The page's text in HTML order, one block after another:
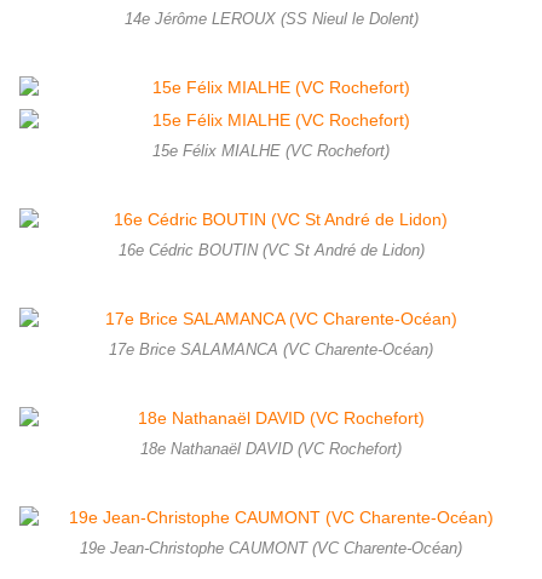
14e Jérôme LEROUX (SS Nieul le Dolent)
15e Félix MIALHE (VC Rochefort)
16e Cédric BOUTIN (VC St André de Lidon)
17e Brice SALAMANCA (VC Charente-Océan)
18e Nathanaël DAVID (VC Rochefort)
19e Jean-Christophe CAUMONT (VC Charente-Océan)